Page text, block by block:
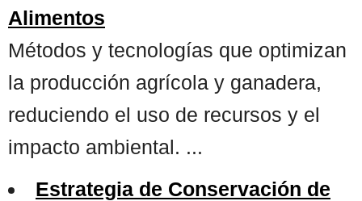
Alimentos
Métodos y tecnologías que optimizan
la producción agrícola y ganadera,
reduciendo el uso de recursos y el
impacto ambiental. ...
Estrategia de Conservación de